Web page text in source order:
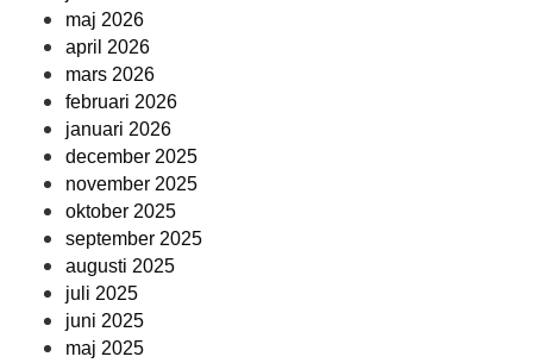
maj 2026
april 2026
mars 2026
februari 2026
januari 2026
december 2025
november 2025
oktober 2025
september 2025
augusti 2025
juli 2025
juni 2025
maj 2025